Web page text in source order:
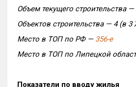
Объем текущего строительства
Объектов строительства — 4 (в
Место в ТОП по РФ — 356-е
Место в ТОП по Липецкой
Показатели по вводу жилья